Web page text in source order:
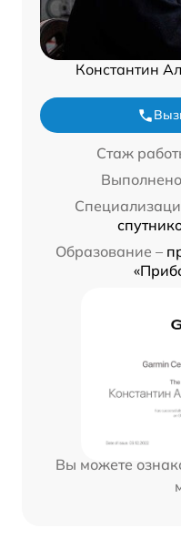
Константин
Стаж
Образование –
Вы можете